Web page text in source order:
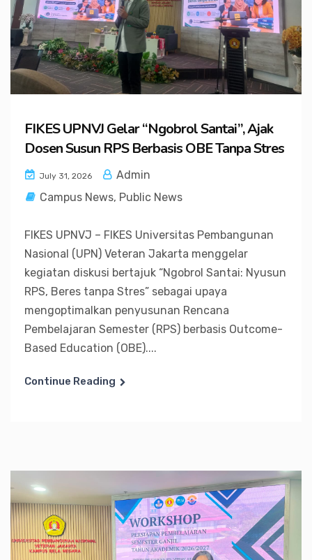
FIKES UPNVJ Gelar “Ngobrol Santai”, Ajak
Dosen Susun RPS Berbasis OBE Tanpa Stres
July 31, 2026
Admin
Campus News, Public News
FIKES UPNVJ – FIKES Universitas Pembangunan
Nasional (UPN) Veteran Jakarta menggelar
kegiatan diskusi bertajuk “Ngobrol Santai: Nyusun
RPS, Beres tanpa Stres” sebagai upaya
mengoptimalkan penyusunan Rencana
Pembelajaran Semester (RPS) berbasis Outcome-
Based Education (OBE)....
Continue Reading